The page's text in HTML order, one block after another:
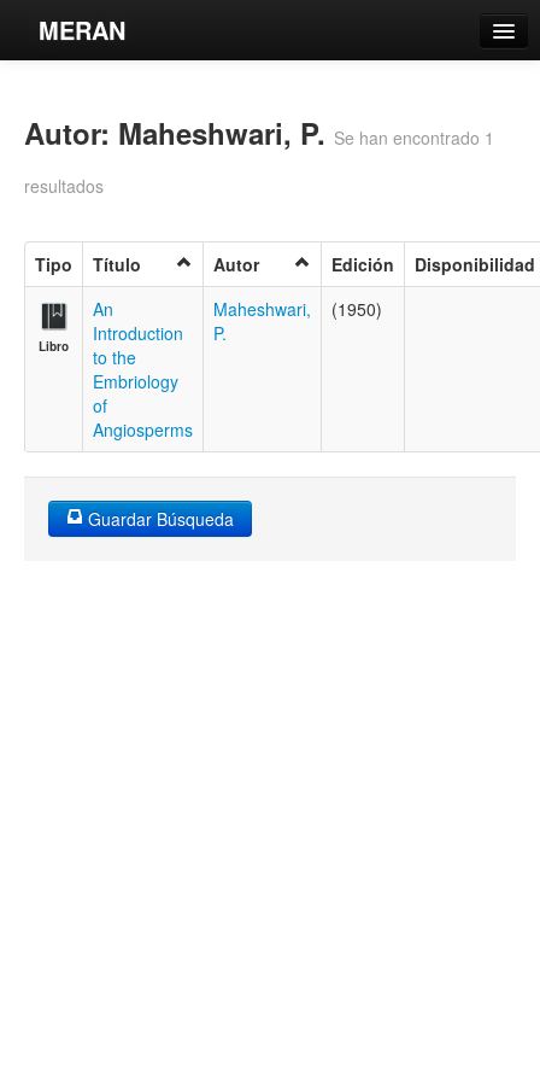
MERAN
Búsqueda Avanzada
Contacto
Iniciar sesión
Autor: Maheshwari, P. Se han encontrado 1
resultados
Tipo Título Autor Edición Disponibilidad
Libro
An
Introduction
to the
Embriology
of
Angiosperms
Maheshwari,
P.
(1950)
Guardar Búsqueda